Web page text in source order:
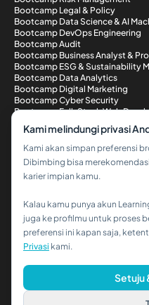
Hi!👋
Kalau
Bootcamp Legal & Policy
Bootcamp Data Science & AI
Bootcamp DevOps Engineering
Bootcamp Audit
Bootcamp Business Analyst &
Bootcamp ESG & Sustainability
Bootcamp Data Analytics
Bootcamp Digital Marketing
Bootcamp Cyber Security
Bootcamp Full-Stack Web
Metode Pembayaran
© 2026 PT
Kami melindungi privasi
Kami akan simpan preferensi
Dibimbing bisa
karier impian kamu.
Kalau kamu punya akun
juga ke profilmu untuk proses
preferensi ini kapan saja,
Privasi kami.
Setuju